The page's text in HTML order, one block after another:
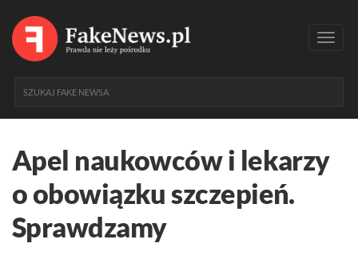
Apel naukowców i lekarzy
o obowiązku szczepień.
Sprawdzamy